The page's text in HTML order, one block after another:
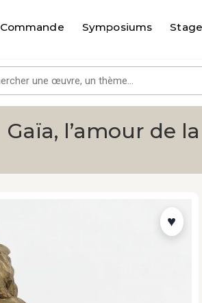
Commande Symposiums
Gaïa, l’amour de